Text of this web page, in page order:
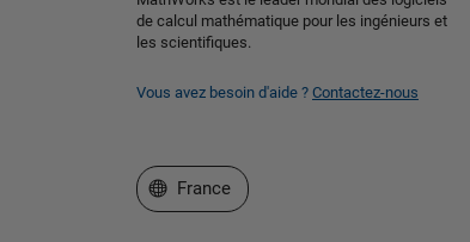
de calcul mathématique pour les ingénieurs et
les scientifiques.
Vous avez besoin d'aide ? Contactez-nous
Sélectionner un site web
France